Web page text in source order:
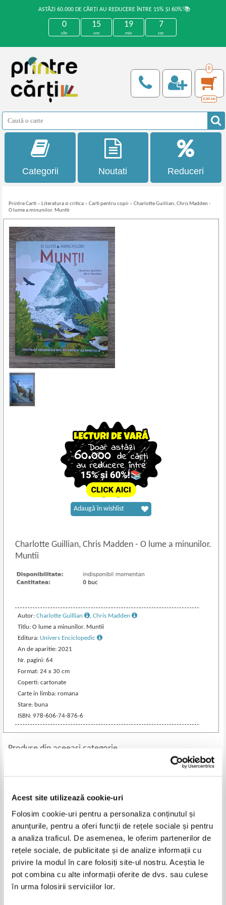
Acest site utilizează cookie-uri
Folosim cookie-uri pentru a personaliza conținutul și
anunțurile, pentru a oferi funcții de rețele sociale și pentru
a analiza traficul. De asemenea, le oferim partenerilor de
rețele sociale, de publicitate și de analize informații cu
privire la modul în care folosiți site-ul nostru. Aceștia le
pot combina cu alte informații oferite de dvs. sau culese
în urma folosirii serviciilor lor.
ASTĂZI 60.000 DE CĂRȚI AU REDUCERE ÎNTRE 15% ȘI 60%!📚
0
zile
15
ore
19
min
7
sec
0
0,00 Lei
Categorii Noutati Reduceri
Printre Carti » Literatura si critica »Carti pentru copii »Charlotte Guillian, Chris Madden -
O lume a minunilor. Muntii
Charlotte Guillian, Chris Madden- O lume a minunilor.
Muntii
Autor:Charlotte Guillian ,Chris Madden
Titlu: O lume a minunilor. Muntii
Editura: Univers Enciclopedic
An de aparitie: 2021
Nr. pagini: 64
Format: 24 x 30 cm
Coperti: cartonate
Carte in limba: romana
Stare: buna
ISBN: 978-606-74-876-6
Adaugă în wishlist
Produse din aceeasi categorie
Sarah Mlynowski - Magie cu
susul in jos, volumul 2. Bucluc si
R. D. Mottok - In cautarea